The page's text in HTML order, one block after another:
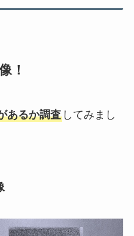
！
あるか調査してみまし